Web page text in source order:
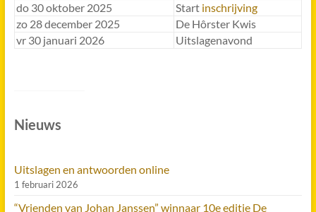
do 30 oktober 2025 Start inschrijving
zo 28 december 2025
De Hôrster Kwis
vr 30 januari 2026
Uitslagenavond
Nieuws
Uitslagen en antwoorden online
1 februari 2026
“Vrienden van Johan Janssen” winnaar 10e editie De